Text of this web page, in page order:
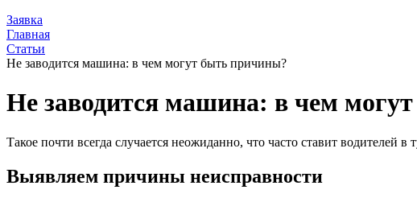
Заявка
Главная
Статьи
Не заводится машина: в чем могут быть причины?
Не заводится машина: в чем
Такое почти всегда случается неожиданно, что часто ставит водителей
Выявляем причины неисправности